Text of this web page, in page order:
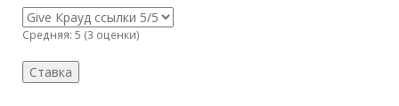
Средняя: 5 (3 оценки)